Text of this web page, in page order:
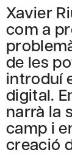
Xavier
com a
de les
introduí
digital.
narrà la
camp i
creació